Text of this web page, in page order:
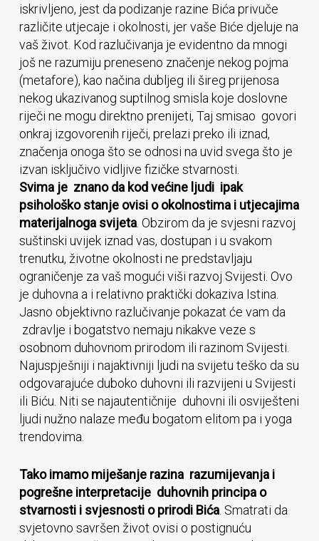
iskrivljeno, jest da podizanje razine Bića privuče
različite utjecaje i okolnosti, jer vaše Biće djeluje na
vaš život. Kod razlučivanja je evidentno da mnogi
još ne razumiju preneseno značenje nekog pojma
(metafore), kao načina dubljeg ili šireg prijenosa
nekog ukazivanog suptilnog smisla koje doslovne
riječi ne mogu direktno prenijeti, Taj smisao govori
onkraj izgovorenih riječi, prelazi preko ili iznad,
značenja onoga što se odnosi na uvid svega što je
izvan isključivo vidljive fizičke stvarnosti.
Svima je znano da kod većine ljudi ipak
psihološko stanje ovisi o okolnostima i utjecajima
materijalnoga svijeta. Obzirom da je svjesni razvoj
suštinski uvijek iznad vas, dostupan i u svakom
trenutku, životne okolnosti ne predstavljaju
ograničenje za vaš mogući viši razvoj Svijesti. Ovo
je duhovna a i relativno praktički dokaziva Istina.
Jasno objektivno razlučivanje pokazat će vam da
zdravlje i bogatstvo nemaju nikakve veze s
osobnom duhovnom prirodom ili razinom Svijesti.
Najuspješniji i najaktivniji ljudi na svijetu teško da su
odgovarajuće duboko duhovni ili razvijeni u Svijesti
ili Biću. Niti se najautentičnije duhovni ili osviješteni
ljudi nužno nalaze među bogatom elitom pa i yoga
trendovima.
Tako imamo miješanje razina razumijevanja i
pogrešne interpretacije duhovnih principa o
stvarnosti i svjesnosti o prirodi Bića. Smatrati da
svjetovno savršen život ovisi o postignuću